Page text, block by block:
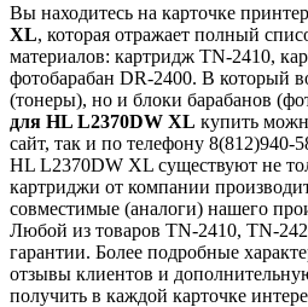
Вы находитесь на карточке
XL, которая отражает полный
материалов: картридж TN-2410,
фотобарабан DR-2400. В который
(тонеры), но и блоки барабанов
для HL L2370DW XL купить
сайт, так и по телефону 8(812)940-
HL L2370DW XL существуют не
картриджи от компании
совместимые (аналоги) нашего
Любой из товаров TN-2410, TN-
гарантии. Более подробные
отзывы клиентов и
получить в каждой карточке